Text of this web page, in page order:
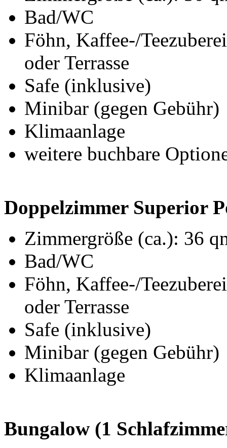
Bad/WC
Föhn, Kaffee-/
oder Terrasse
Safe (inklusive)
Minibar (gegen Gebühr)
Klimaanlage
weitere buchbare
Doppelzimmer Superior
Zimmergröße (ca.): 36
Bad/WC
Föhn, Kaffee-/
oder Terrasse
Safe (inklusive)
Minibar (gegen Gebühr)
Klimaanlage
Bungalow (1